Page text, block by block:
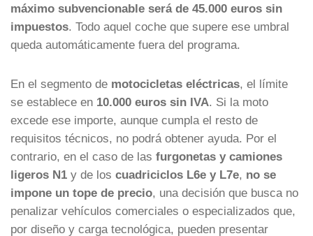
máximo subvencionable será de 45.000 euros sin
impuestos. Todo aquel coche que supere ese umbral
queda automáticamente fuera del programa.
En el segmento de motocicletas eléctricas, el límite
se establece en 10.000 euros sin IVA. Si la moto
excede ese importe, aunque cumpla el resto de
requisitos técnicos, no podrá obtener ayuda. Por el
contrario, en el caso de las furgonetas y camiones
ligeros N1 y de los cuadriciclos L6e y L7e, no se
impone un tope de precio, una decisión que busca no
penalizar vehículos comerciales o especializados que,
por diseño y carga tecnológica, pueden presentar